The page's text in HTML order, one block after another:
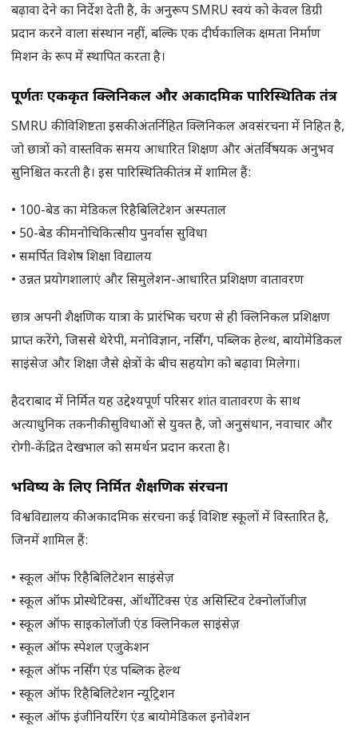
बढ़ावा देने का निर्देश देती है, के अनुरूप SMRU स्वयं को केवल डिग्री
प्रदान करने वाला संस्थान नहीं, बल्कि एक दीर्घकालिक क्षमता निर्माण
मिशन के रूप में स्थापित करता है।
पूर्णतः एकीकृत क्लिनिकल और अकादमिक पारिस्थितिकी तंत्र
SMRU की विशिष्टता इसकी अंतर्निहित क्लिनिकल अवसंरचना में निहित है,
जो छात्रों को वास्तविक समय आधारित शिक्षण और अंतर्विषयक अनुभव
सुनिश्चित करती है। इस पारिस्थितिकी तंत्र में शामिल हैं:
• 100-बेड का मेडिकल रिहैबिलिटेशन अस्पताल
• 50-बेड की मनोचिकित्सीय पुनर्वास सुविधा
• समर्पित विशेष शिक्षा विद्यालय
• उन्नत प्रयोगशालाएं और सिमुलेशन-आधारित प्रशिक्षण वातावरण
छात्र अपनी शैक्षणिक यात्रा के प्रारंभिक चरण से ही क्लिनिकल प्रशिक्षण
प्राप्त करेंगे, जिससे थेरेपी, मनोविज्ञान, नर्सिंग, पब्लिक हेल्थ, बायोमेडिकल
साइंसेज और शिक्षा जैसे क्षेत्रों के बीच सहयोग को बढ़ावा मिलेगा।
हैदराबाद में निर्मित यह उद्देश्यपूर्ण परिसर शांत वातावरण के साथ
अत्याधुनिक तकनीकी सुविधाओं से युक्त है, जो अनुसंधान, नवाचार और
रोगी-केंद्रित देखभाल को समर्थन प्रदान करता है।
भविष्य के लिए निर्मित शैक्षणिक संरचना
विश्वविद्यालय की अकादमिक संरचना कई विशिष्ट स्कूलों में विस्तारित है,
जिनमें शामिल हैं:
• स्कूल ऑफ रिहैबिलिटेशन साइंसेज़
• स्कूल ऑफ प्रोस्थेटिक्स, ऑर्थोटिक्स एंड असिस्टिव टेक्नोलॉजीज़
• स्कूल ऑफ साइकोलॉजी एंड क्लिनिकल साइंसेज़
• स्कूल ऑफ स्पेशल एजुकेशन
• स्कूल ऑफ नर्सिंग एंड पब्लिक हेल्थ
• स्कूल ऑफ रिहैबिलिटेशन न्यूट्रिशन
• स्कूल ऑफ इंजीनियरिंग एंड बायोमेडिकल इनोवेशन